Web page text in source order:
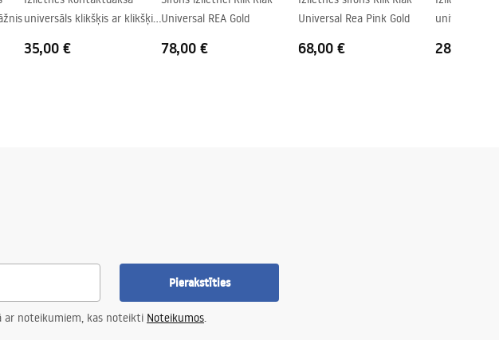
universāls klikšķis ar klikšķi
35,00 €
Universal REA Gold
78,00 €
Universal Rea Pink Gold
68,00 €
universāls
28,00 €
Pierakstīties
ar noteikumiem, kas noteikti Noteikumos.